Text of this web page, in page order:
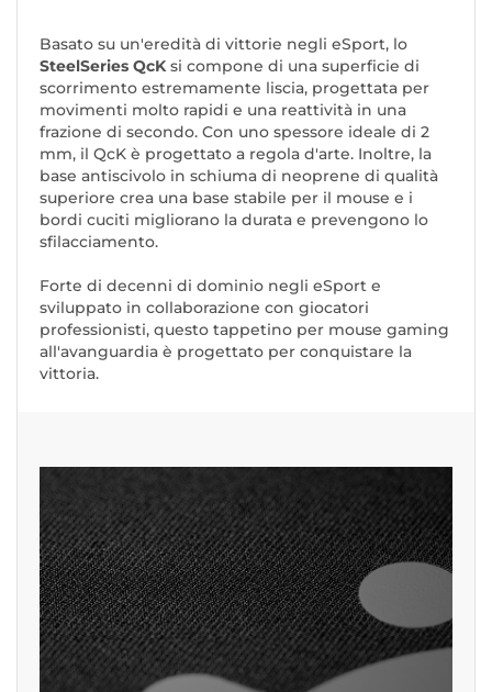
Basato su un'eredità di vittorie negli eSport, lo
SteelSeries QcKsi compone di una superficie di
scorrimento estremamente liscia, progettata per
movimenti molto rapidi e una reattività in una
frazione di secondo. Con uno spessore ideale di 2
mm, il QcK è progettato a regola d'arte. Inoltre, la
base antiscivolo in schiuma di neoprene di qualità
superiore crea una base stabile per il mouse e i
bordi cuciti migliorano la durata e prevengono lo
sfilacciamento.
Forte di decenni di dominio negli eSport e
sviluppato in collaborazione con giocatori
professionisti, questo tappetino per mouse gaming
all'avanguardia è progettato per conquistare la
vittoria.